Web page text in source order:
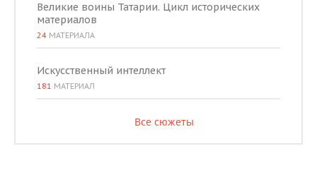
Великие воины Татарии. Цикл исторических
материалов
24 МАТЕРИАЛА
Искусственный интеллект
181 МАТЕРИАЛ
Все сюжеты